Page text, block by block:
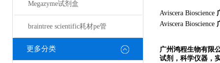
Megazyme试剂盒
braintree scientific耗材pe管
更多分类
Aviscera Bioscience
Aviscera Bioscience
广州鸿程生物有限
试剂，科学仪器，